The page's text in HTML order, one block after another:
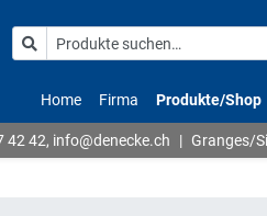
Home Firma Produkte/Shop
42 42, info@denecke.ch | Granges/